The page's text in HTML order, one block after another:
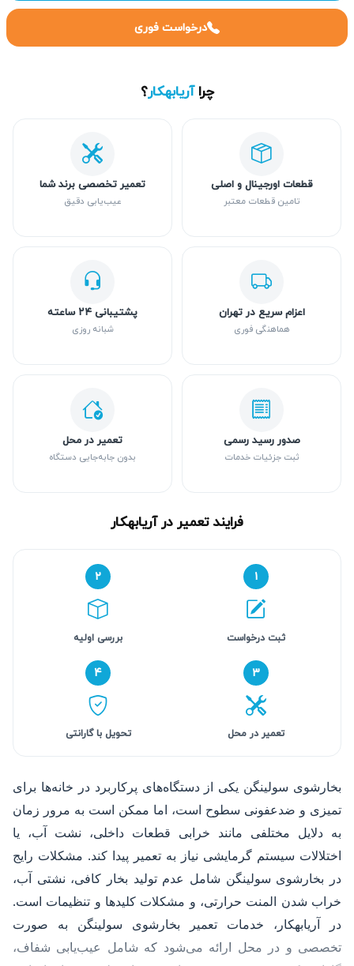
درخواست فوری
چراآریابهکار؟
قطعات اورجینال و اصلی
تامین قطعات معتبر
تعمیر تخصصی برند شما
عیب‌یابی دقیق
اعزام سریع در تهران
هماهنگی فوری
پشتیبانی ۲۴ ساعته
شبانه روزی
صدور رسید رسمی
ثبت جزئیات خدمات
تعمیر در محل
بدون جابه‌جایی دستگاه
فرایند تعمیر در آریابهکار
۱
ثبت درخواست
۲
بررسی اولیه
۳
تعمیر در محل
۴
تحویل با گارانتی
بخارشوی سولینگن یکی از دستگاه‌های پرکاربرد در خانه‌ها برای
تمیزی و ضدعفونی سطوح است، اما ممکن است به مرور زمان
به دلایل مختلفی مانند خرابی قطعات داخلی، نشت آب، یا
اختلالات سیستم گرمایشی نیاز به تعمیر پیدا کند. مشکلات رایج
در بخارشوی سولینگن شامل عدم تولید بخار کافی، نشتی آب،
خراب شدن المنت حرارتی، و مشکلات کلیدها و تنظیمات است.
در آریابهکار، خدمات تعمیر بخارشوی سولینگن به صورت
تخصصی و در محل ارائه می‌شود که شامل عیب‌یابی شفاف،